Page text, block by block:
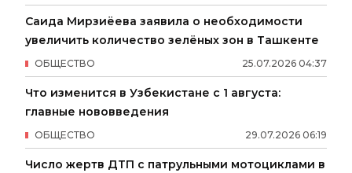
Саида Мирзиёева заявила о необходимости
увеличить количество зелёных зон в Ташкенте
25.07.2026 04:37
ОБЩЕСТВО
Что изменится в Узбекистане с 1 августа:
главные нововведения
29.07.2026 06:19
ОБЩЕСТВО
Число жертв ДТП с патрульными мотоциклами в